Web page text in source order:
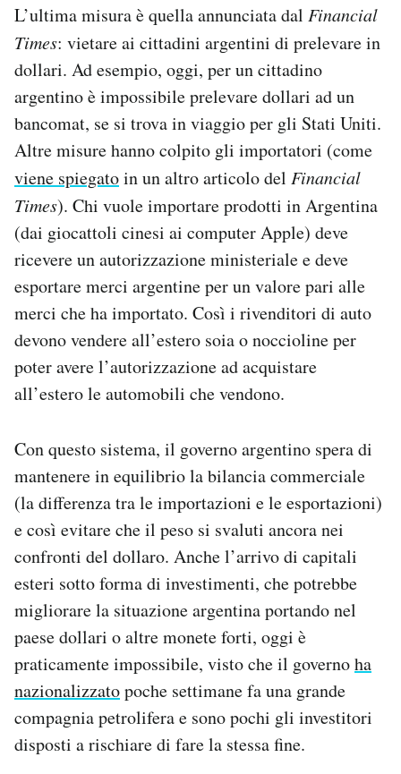
L’ultima misura è quella annunciata dal Financial
Times: vietare ai cittadini argentini di prelevare in
dollari. Ad esempio, oggi, per un cittadino
argentino è impossibile prelevare dollari ad un
bancomat, se si trova in viaggio per gli Stati Uniti.
Altre misure hanno colpito gli importatori (come
viene spiegatoin un altro articolo del Financial
Times). Chi vuole importare prodotti in Argentina
(dai giocattoli cinesi ai computer Apple) deve
ricevere un autorizzazione ministeriale e deve
esportare merci argentine per un valore pari alle
merci che ha importato. Così i rivenditori di auto
devono vendere all’estero soia o noccioline per
poter avere l’autorizzazione ad acquistare
all’estero le automobili che vendono.
Con questo sistema, il governo argentino spera di
mantenere in equilibrio la bilancia commerciale
(la differenza tra le importazioni e le esportazioni)
e così evitare che il peso si svaluti ancora nei
confronti del dollaro. Anche l’arrivo di capitali
esteri sotto forma di investimenti, che potrebbe
migliorare la situazione argentina portando nel
paese dollari o altre monete forti, oggi è
praticamente impossibile, visto che il governoha
nazionalizzatopoche settimane fa una grande
compagnia petrolifera e sono pochi gli investitori
disposti a rischiare di fare la stessa fine.